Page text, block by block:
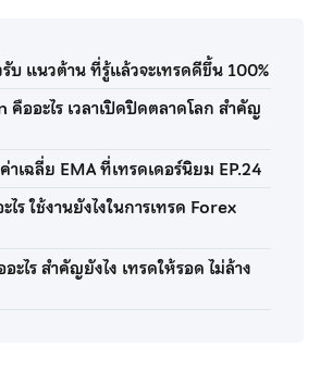
บ แนวต้าน ที่รู้แล้วจะเทรดดีขึ้น 100%
คืออะไร เวลาเปิดปิดตลาดโลก สำคัญ
าเฉลี่ย EMA ที่เทรดเดอร์นิยม EP.24
ร ใช้งานยังไงในการเทรด Forex
ะไร สำคัญยังไง เทรดให้รอด ไม่ล้าง